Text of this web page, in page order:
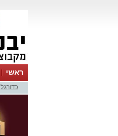
ראשי
כדורגל